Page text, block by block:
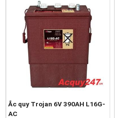
Ắc quy Trojan 6V 390AH L16G-
AC